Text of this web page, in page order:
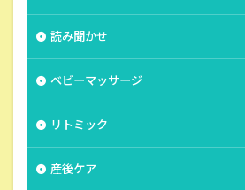
読み聞かせ
ベビーマッサージ
リトミック
産後ケア